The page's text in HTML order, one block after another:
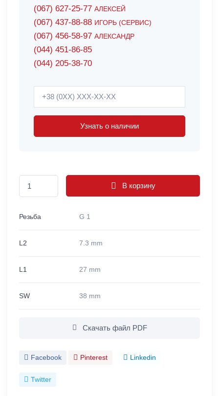
(067) 627-25-77 АЛЕКСЕЙ
(067) 437-88-88 ИГОРЬ (СЕРВИС)
(067) 456-58-97 АЛЕКСАНДР
(044) 451-86-85
(044) 205-38-70
Узнать о наличии
В корзину
Резьба G 1
L2 7.3 mm
L1 27 mm
SW 38 mm
Скачать файл PDF
Facebook Pinterest Linkedin
Twitter